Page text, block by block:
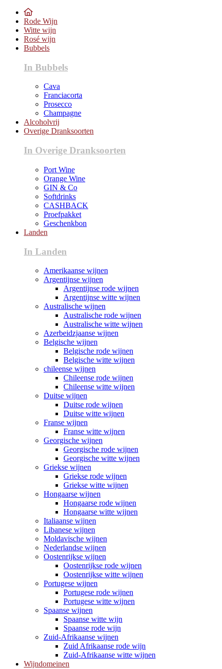
Rode Wijn
Witte wijn
Rosé wijn
Bubbels
In Bubbels
Cava
Franciacorta
Prosecco
Champagne
Alcoholvrij
Overige Dranksoorten
In Overige Dranksoorten
Port Wine
Orange Wine
GIN & Co
Softdrinks
CASHBACK
Proefpakket
Geschenkbon
Landen
In Landen
Amerikaanse wijnen
Argentijnse wijnen
Argentijnse rode wijnen
Argentijnse witte wijnen
Australische wijnen
Australische rode wijnen
Australische witte wijnen
Azerbeidzjaanse wijnen
Belgische wijnen
Belgische rode wijnen
Belgische witte wijnen
chileense wijnen
Chileense rode wijnen
Chileense witte wijnen
Duitse wijnen
Duitse rode wijnen
Duitse witte wijnen
Franse wijnen
Franse witte wijnen
Georgische wijnen
Georgische rode wijnen
Georgische witte wijnen
Griekse wijnen
Griekse rode wijnen
Griekse witte wijnen
Hongaarse wijnen
Hongaarse rode wijnen
Hongaarse witte wijnen
Italiaanse wijnen
Libanese wijnen
Moldavische wijnen
Nederlandse wijnen
Oostenrijkse wijnen
Oostenrijkse rode wijnen
Oostenrijkse witte wijnen
Portugese wijnen
Portugese rode wijnen
Portugese witte wijnen
Spaanse wijnen
Spaanse witte wijn
Spaanse rode wijn
Zuid-Afrikaanse wijnen
Zuid Afrikaanse rode wijn
Zuid-Afrikaanse witte wijnen
Wijndomeinen